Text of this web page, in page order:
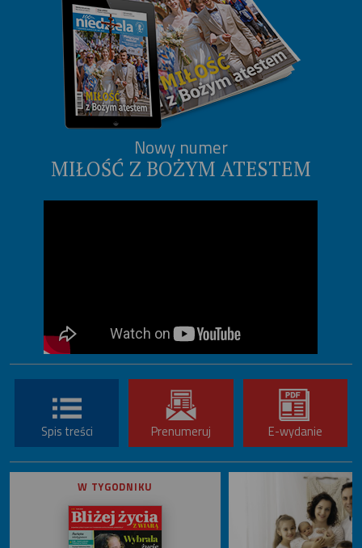
Nowy numer
MIŁOŚĆ Z BOŻYM ATESTEM
Spis treści Prenumeruj E-wydanie
W TYGODNIKU